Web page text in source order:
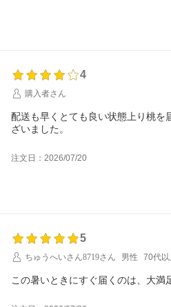
4
購入者さん
配送も早くとても良い状態上り桃を
ざいました。
注文日：2026/07/20
5
ちゅうへいさん8719さん
男性 70代以
この暑いときにすぐ届くのは、大満